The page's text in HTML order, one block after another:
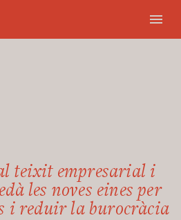
teixit empresarial i
les noves eines per
i reduir la burocràcia